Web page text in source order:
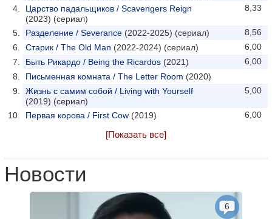
8,33
Царство падальщиков / Scavengers Reign
(2023) (сериал)
8,56
Разделение / Severance (2022-2025) (сериал)
6,00
Старик / The Old Man (2022-2024) (сериал)
6,00
Быть Рикардо / Being the Ricardos (2021)
Письменная комната / The Letter Room (2020)
5,00
Жизнь с самим собой / Living with Yourself
(2019) (сериал)
6,00
Первая корова / First Cow (2019)
[Показать все]
Новости
6